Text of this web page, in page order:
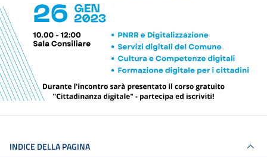
INDICE DELLA PAGINA